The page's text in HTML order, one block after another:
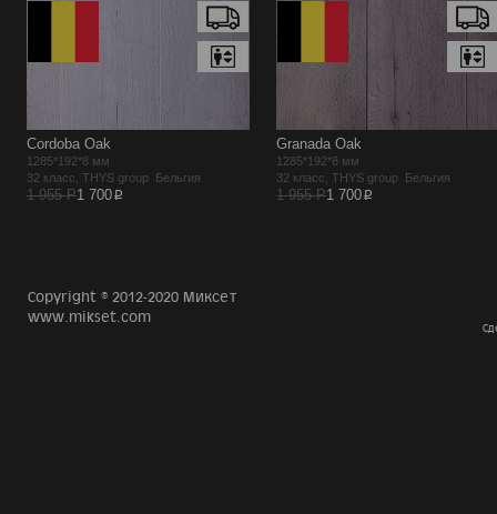
Cordoba Oak
1285*192*8 мм
32 класс, THYS group Бельгия
1 955 Р1 700p
Granada Oak
1285*192*8 мм
32 класс, THYS group Бельгия
1 955 Р1 700p
Copyright © 2012-2020 Миксет
www.mikset.com